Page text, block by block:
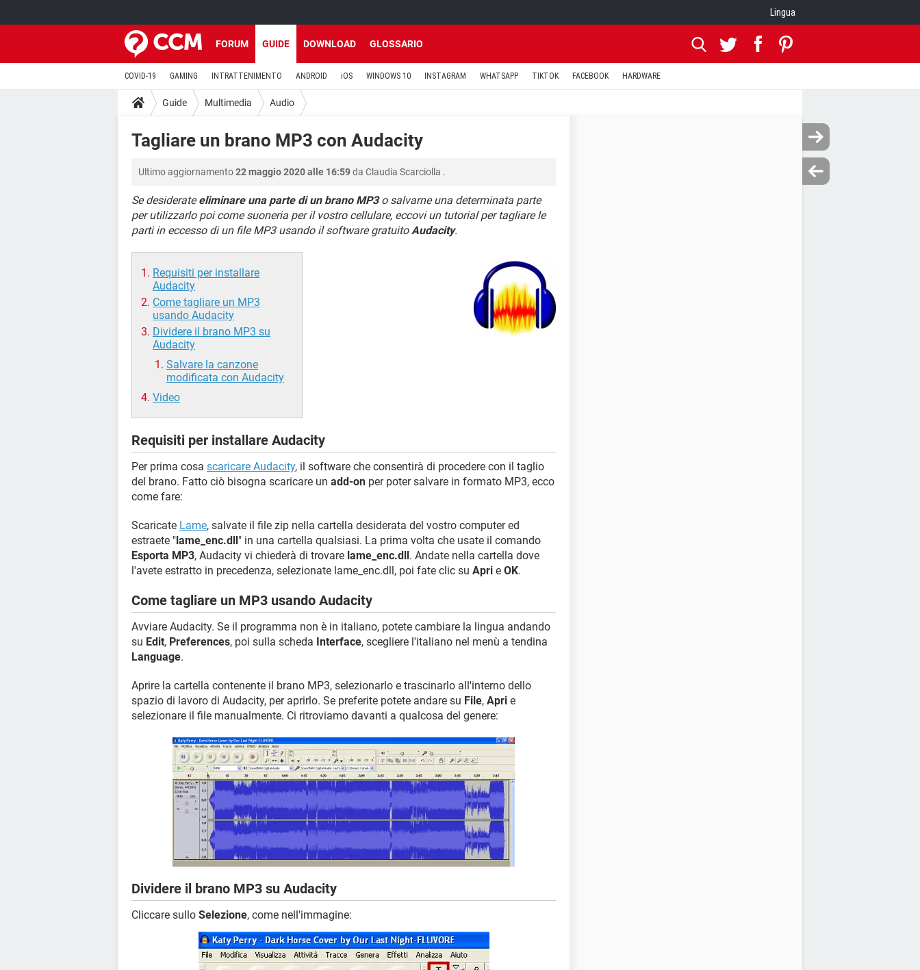
Lingua
FORUM GUIDE DOWNLOAD GLOSSARIO
COVID-19 GAMING INTRATTENIMENTO ANDROID iOS WINDOWS 10 INSTAGRAM WHATSAPP TIKTOK FACEBOOK HARDWARE
Guide Multimedia Audio
Tagliare un brano MP3 con Audacity
Ultimo aggiornamento22 maggio 2020 alle 16:59da Claudia Scarciolla .
Se desiderateeliminare una parte di un brano MP3o salvarne una determinata parte
per utilizzarlo poi come suoneria per il vostro cellulare, eccovi un tutorial per tagliare le
parti in eccesso di un file MP3 usando il software gratuitoAudacity.
Requisiti per installare
Audacity
Come tagliare un MP3
usando Audacity
Dividere il brano MP3 su
Audacity
Salvare la canzone
modificata con Audacity
Video
Requisiti per installare Audacity
Per prima cosa scaricare Audacity, il software che consentirà di procedere con il taglio
del brano. Fatto ciò bisogna scaricare un add-on per poter salvare in formato MP3, ecco
come fare:
Scaricate Lame, salvate il file zip nella cartella desiderata del vostro computer ed
estraete "lame_enc.dll" in una cartella qualsiasi. La prima volta che usate il comando
Esporta MP3, Audacity vi chiederà di trovare lame_enc.dll. Andate nella cartella dove
l'avete estratto in precedenza, selezionate lame_enc.dll, poi fate clic su Apri e OK.
Come tagliare un MP3 usando Audacity
Avviare Audacity. Se il programma non è in italiano, potete cambiare la lingua andando
su Edit, Preferences, poi sulla scheda Interface, scegliere l'italiano nel menù a tendina
Language.
Aprire la cartella contenente il brano MP3, selezionarlo e trascinarlo all'interno dello
spazio di lavoro di Audacity, per aprirlo. Se preferite potete andare su File, Apri e
selezionare il file manualmente. Ci ritroviamo davanti a qualcosa del genere:
Dividere il brano MP3 su Audacity
Cliccare sullo Selezione, come nell'immagine: